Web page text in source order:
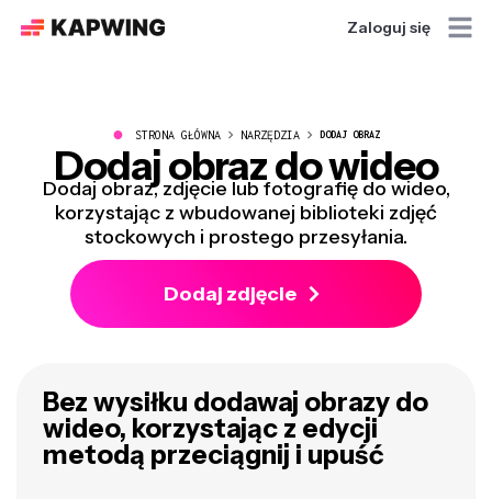
Zaloguj się
● STRONA GŁÓWNA NARZĘDZIA DODAJ OBRAZ
Dodaj obraz do wideo
Dodaj obraz, zdjęcie lub fotografię do wideo,
korzystając z wbudowanej biblioteki zdjęć
stockowych i prostego przesyłania.
Dodaj zdjęcie
Bez wysiłku dodawaj obrazy do
wideo, korzystając z edycji
metodą przeciągnij i upuść